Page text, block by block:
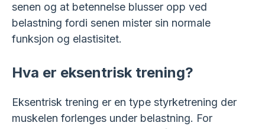
senen og at betennelse blusser opp ved
belastning fordi senen mister sin normale
funksjon og elastisitet.
Hva er eksentrisk trening?
Eksentrisk trening er en type styrketrening der
muskelen forlenges under belastning. For